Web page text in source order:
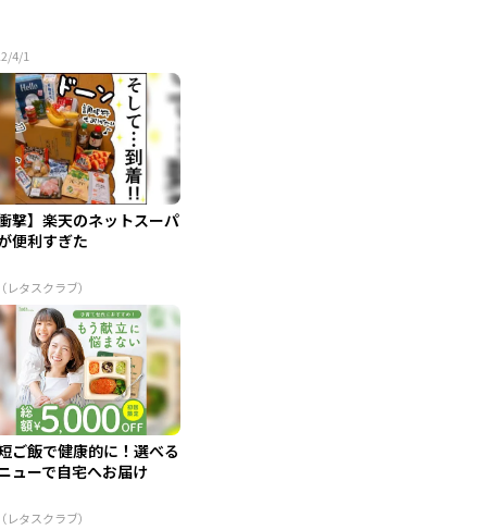
4/1
撃】楽天のネットスーパ
便利すぎた
レタスクラブ）
ご飯で健康的に！選べる
ューで自宅へお届け
レタスクラブ）